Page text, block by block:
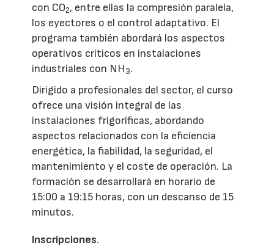
con CO2, entre ellas la compresión paralela,
los eyectores o el control adaptativo. El
programa también abordará los aspectos
operativos críticos en instalaciones
industriales con NH3.
Dirigido a profesionales del sector, el curso
ofrece una visión integral de las
instalaciones frigoríficas, abordando
aspectos relacionados con la eficiencia
energética, la fiabilidad, la seguridad, el
mantenimiento y el coste de operación. La
formación se desarrollará en horario de
15:00 a 19:15 horas, con un descanso de 15
minutos.
Inscripciones.